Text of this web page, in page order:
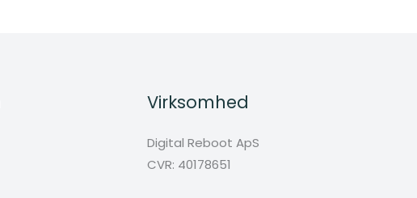
Virksomhed
Digital Reboot ApS
CVR: 40178651